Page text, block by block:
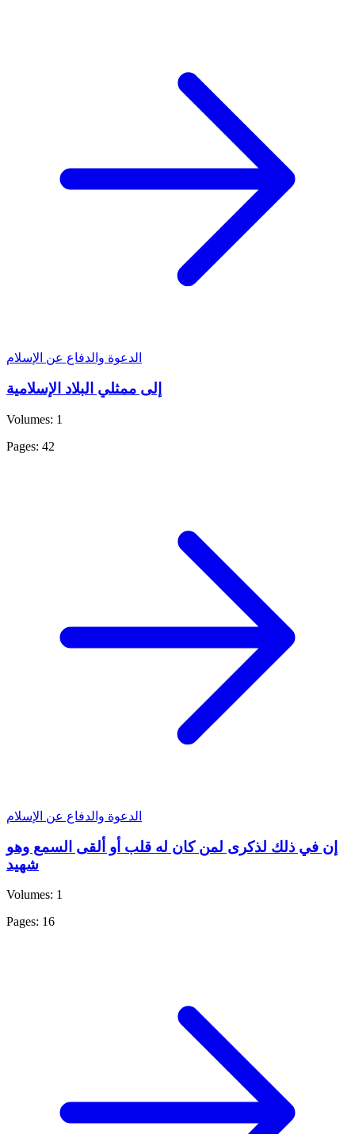
الدعوة والدفاع عن الإسلام
إلى ممثلي البلاد الإسلامية
Volumes: 1
Pages: 42
الدعوة والدفاع عن الإسلام
إن في ذلك لذكرى لمن كان له قلب أو ألقى السمع وهو
شهيد
Volumes: 1
Pages: 16